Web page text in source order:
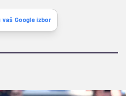
Google izbor